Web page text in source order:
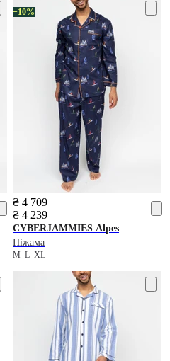
−10%
₴ 4 709
₴ 4 239
CYBERJAMMIES Alpes
Піжама
MLXL